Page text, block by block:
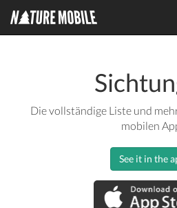
Die vollständige Liste und
mobilen
See it in the